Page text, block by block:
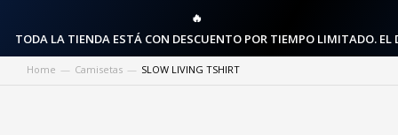
🔥
TODA LA TIENDA ESTÁ CON DESCUENTO POR TIEMPO LIMITADO.
You are here:
Home Camisetas SLOW LIVING TSHIRT